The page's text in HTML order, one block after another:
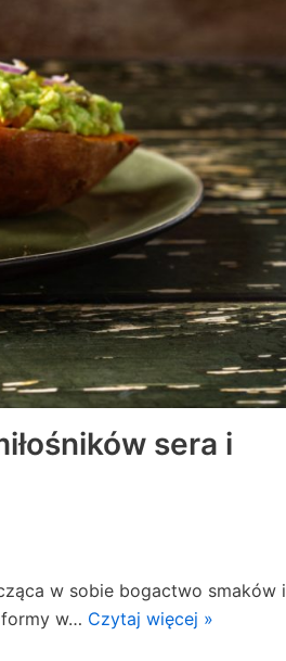
sera i
w sobie bogactwo smaków i
w… Czytaj więcej »